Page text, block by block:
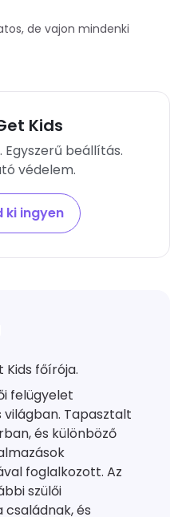
de vajon mindenki
Kids
beállítás.
védelem.
ki ingyen
Kids főírója.
felügyelet
Tapasztalt
és különböző
foglalkozott. Az
szülői
és